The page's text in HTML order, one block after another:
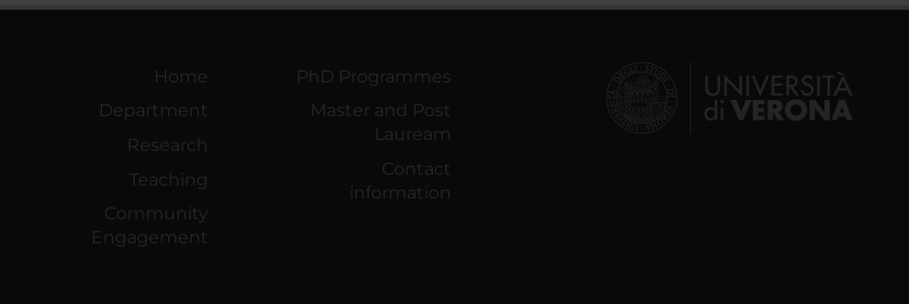
Home
Department
Research
Teaching
Community
Engagement
PhD Programmes
Master and Post
Lauream
Contact
information